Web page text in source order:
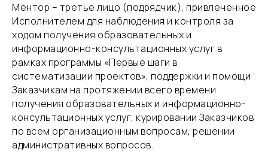
​Ментор – третье лицо (подрядчик), привлеченное
Исполнителем для наблюдения и контроля за
ходом получения образовательных и
информационно-консультационных услуг в
рамках программы «Первые шаги в
систематизации проектов», поддержки и помощи
Заказчикам на протяжении всего времени
получения образовательных и информационно-
консультационных услуг, курировании Заказчиков
по всем организационным вопросам, решении
административных вопросов.